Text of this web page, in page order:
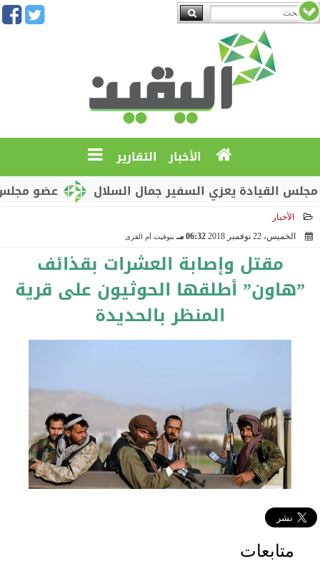
الأخبار التقارير
عضو مجلس
يعزي السفير جمال السلال
الأخبار
الخميس، 22 نوفمبر 2018
06:32 مـ بتوقيت أم القرى
مقتل وإصابة العشرات بقذائف
”هاون” أطلقها الحوثيون على قرية
المنظر بالحديدة
متابعات